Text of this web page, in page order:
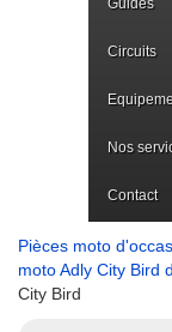
Guides
Circuits
Nos
Contact
Pièces moto
moto Adly City Bird
City Bird